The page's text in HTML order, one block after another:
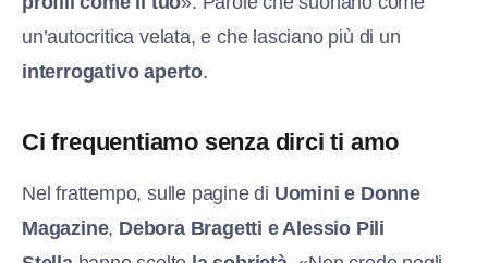
un’autocritica velata, e che lasciano più di un
interrogativo aperto.
Ci frequentiamo senza dirci ti amo
Nel frattempo, sulle pagine di Uomini e Donne
Magazine, Debora Bragetti e Alessio Pili